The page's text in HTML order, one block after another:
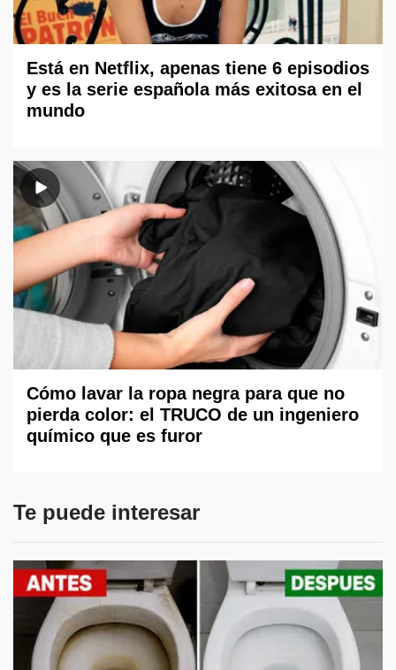
Está en Netflix, apenas tiene 6 episodios
y es la serie española más exitosa en el
mundo
Cómo lavar la ropa negra para que no
pierda color: el TRUCO de un ingeniero
químico que es furor
Te puede interesar